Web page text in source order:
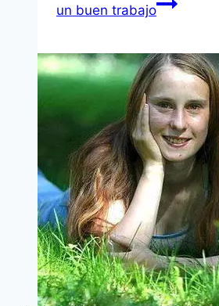
un buen trabajo